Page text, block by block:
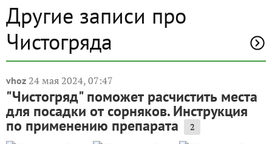
Другие записи про
Чистогряда
vhoz 24 мая 2024, 07:47
"Чистогряд" поможет расчистить места
для посадки от сорняков. Инструкция
по применению препарата 2